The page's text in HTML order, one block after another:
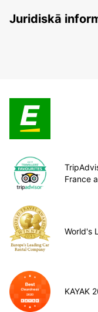
Juridiskā
France
World's
KAYAK